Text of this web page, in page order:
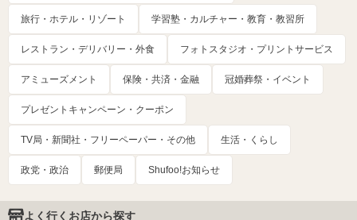
旅行・ホテル・リゾート 学習塾・カルチャー・教育・教習所
レストラン・デリバリー・外食 フォトスタジオ・プリントサービス
アミューズメント 保険・共済・金融 冠婚葬祭・イベント
プレゼントキャンペーン・クーポン
TV局・新聞社・フリーペーパー・その他 生活・くらし
政党・政治 郵便局 Shufoo!お知らせ
よく行くお店から探す